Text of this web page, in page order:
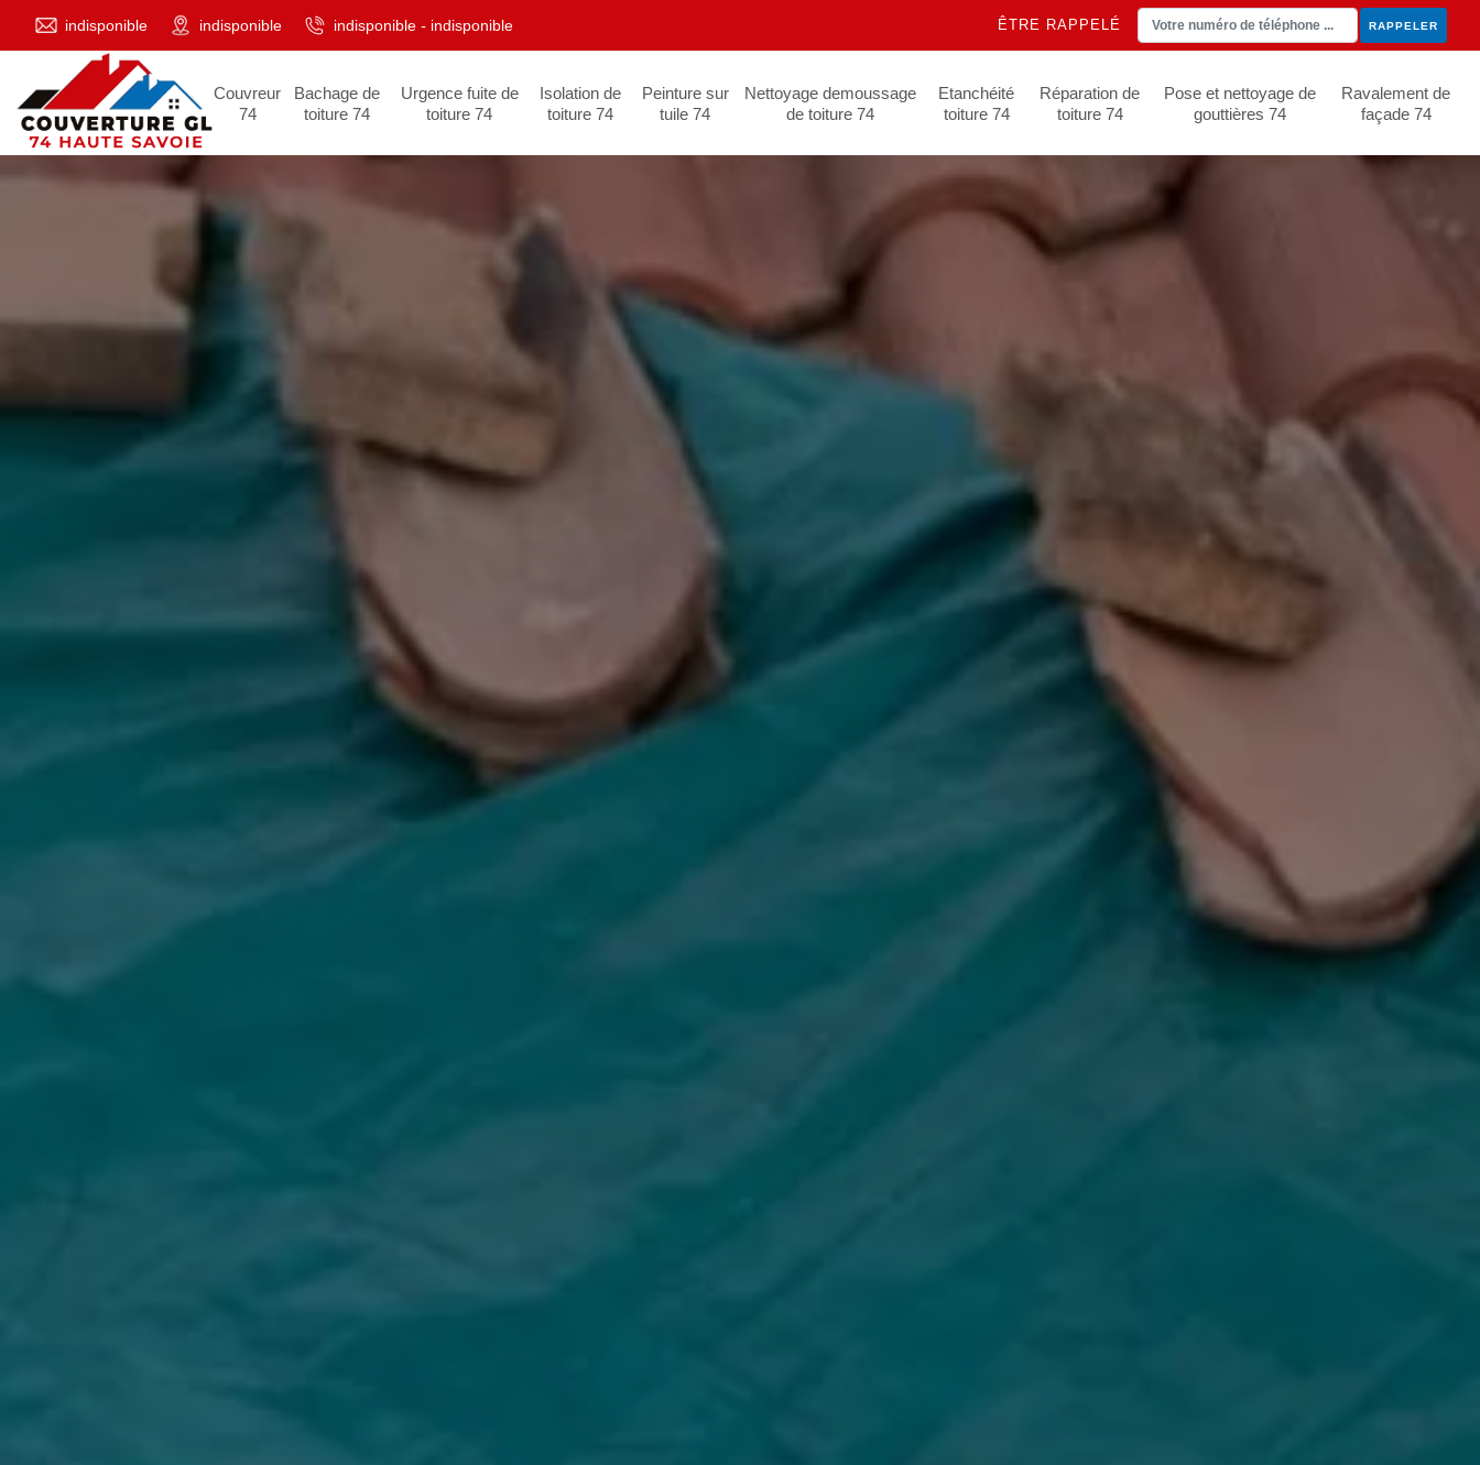
indisponible indisponible indisponible - indisponible ÊTRE RAPPELÉ
Couvreur
74
Bachage de
toiture 74
Urgence fuite de
toiture 74
Isolation de
toiture 74
Peinture sur
tuile 74
Nettoyage demoussage
de toiture 74
Etanchéité
toiture 74
Réparation de
toiture 74
Pose et nettoyage de
gouttières 74
Ravalement de
façade 74